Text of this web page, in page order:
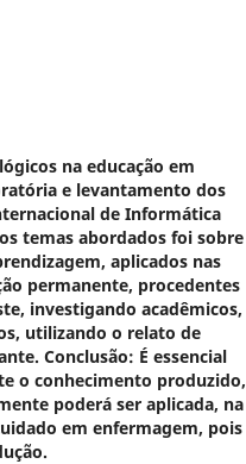
na educação em
e levantamento dos
de Informática
temas abordados foi sobre
aplicados nas
permanente, procedentes
investigando acadêmicos,
utilizando o relato de
Conclusão: É essencial
o conhecimento produzido,
poderá ser aplicada, na
em enfermagem, pois